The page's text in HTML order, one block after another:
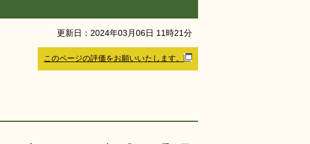
更新日： 2024年03 月06日 11時21分
このページの評価をお願いいたします。